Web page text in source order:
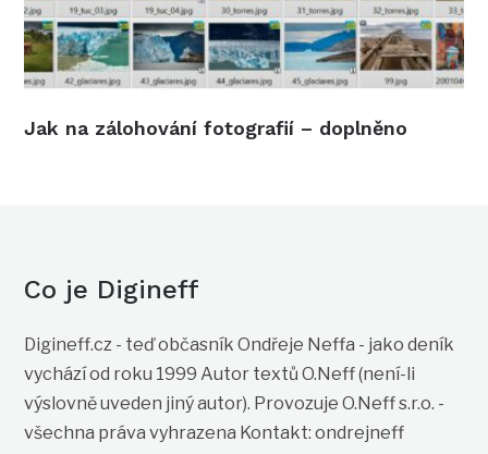
Jak na zálohování fotografií – doplněno
Co je Digineff
Digineff.cz - teď občasník Ondřeje Neffa - jako deník
vychází od roku 1999 Autor textů O.Neff (není-li
výslovně uveden jiný autor). Provozuje O.Neff s.r.o. -
všechna práva vyhrazena Kontakt: ondrejneff